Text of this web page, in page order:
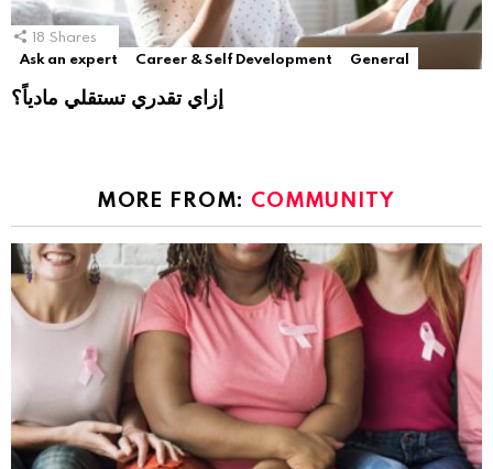
18 Shares
Ask an expert
Career & Self Development General
إزاي تقدري تستقلي مادياً؟
MORE FROM: COMMUNITY